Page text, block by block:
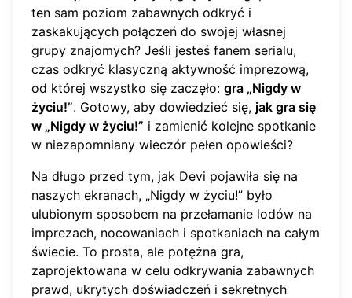
ten sam poziom zabawnych odkryć i
zaskakujących połączeń do swojej własnej
grupy znajomych? Jeśli jesteś fanem serialu,
czas odkryć klasyczną aktywność imprezową,
od której wszystko się zaczęło: gra „Nigdy w
życiu!”. Gotowy, aby dowiedzieć się, jak gra się
w „Nigdy w życiu!” i zamienić kolejne spotkanie
w niezapomniany wieczór pełen opowieści?
Na długo przed tym, jak Devi pojawiła się na
naszych ekranach, „Nigdy w życiu!” było
ulubionym sposobem na przełamanie lodów na
imprezach, nocowaniach i spotkaniach na całym
świecie. To prosta, ale potężna gra,
zaprojektowana w celu odkrywania zabawnych
prawd, ukrytych doświadczeń i sekretnych